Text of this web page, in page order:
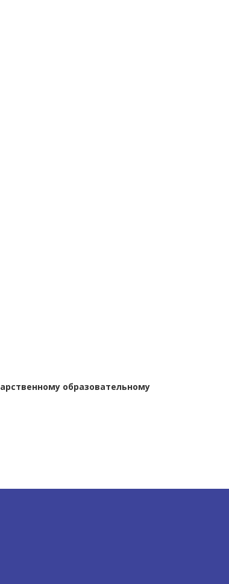
образовательному